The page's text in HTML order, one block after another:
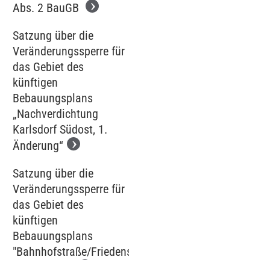
Abs. 2 BauGB
Satzung über die
Veränderungssperre für
das Gebiet des
künftigen
Bebauungsplans
„Nachverdichtung
Karlsdorf Südost, 1.
Änderung“
Satzung über die
Veränderungssperre für
das Gebiet des
künftigen
Bebauungsplans
"Bahnhofstraße/Friedenstraße,